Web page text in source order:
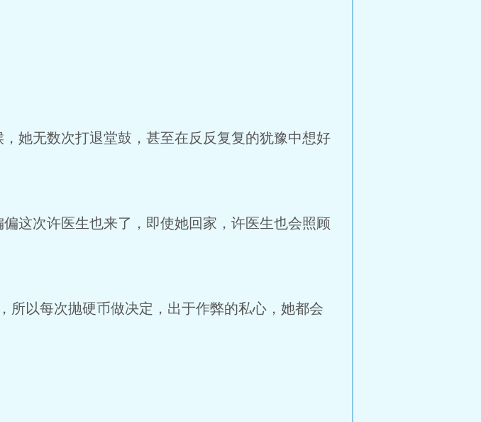
无数次打退堂鼓，甚至在反反复复的犹豫中想好
次许医生也来了，即使她回家，许医生也会照顾
以每次抛硬币做决定，出于作弊的私心，她都会